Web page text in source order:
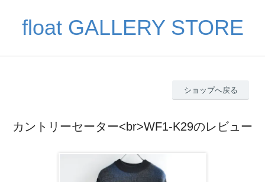
float GALLERY STORE
ショップへ戻る
カントリーセーター<br>WF1-K29のレビュー